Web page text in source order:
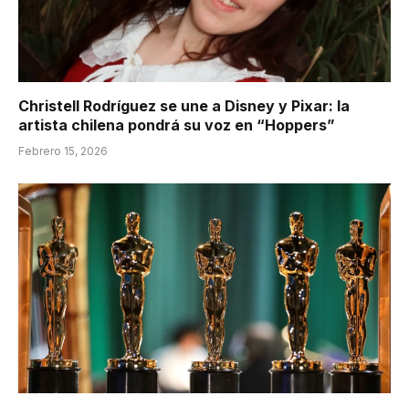
Christell Rodríguez se une a Disney y Pixar: la
artista chilena pondrá su voz en “Hoppers”
Febrero 15, 2026